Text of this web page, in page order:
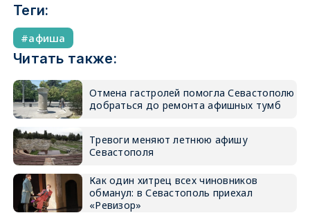
Теги:
афиша
Читать также:
Отмена гастролей помогла Севастополю
добраться до ремонта афишных тумб
Тревоги меняют летнюю афишу
Севастополя
Как один хитрец всех чиновников
обманул: в Севастополь приехал
«Ревизор»